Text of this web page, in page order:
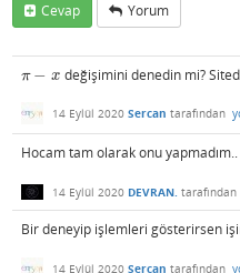
Cevap Yorum
π − x
π−x değişimini denedin mi?
14 Eylül 2020 Sercan tarafından
Hocam tam olarak onu
14 Eylül 2020 DEVRAN. tarafından
Bir deneyip işlemleri gösterirsen
14 Eylül 2020 Sercan tarafından